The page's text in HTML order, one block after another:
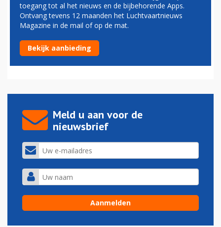
C2000
KLM start renovatie ICA Crown Lounge
14-06-2017 - 08:42
Meld u aan voor de
nieuwsbrief
toegang tot al het nieuws en de bijbehorende Apps.
Ontvang tevens 12 maanden het Luchtvaartnieuws
Magazine in de mail of op de mat.
Bekijk aanbieding